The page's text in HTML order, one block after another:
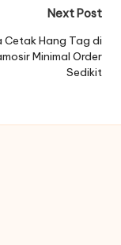
Next Post
Cetak Hang Tag di
Minimal Order
Sedikit